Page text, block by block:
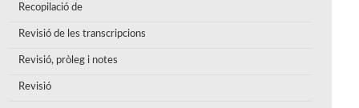
Recopilació de
Revisió de les transcripcions
Revisió, pròleg i notes
Revisió